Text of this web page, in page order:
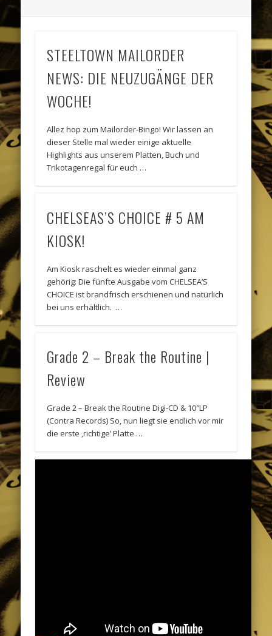
STEELTOWN MAILORDER
NEWS: DIE NEUZUGÄNGE DER
WOCHE!
Allez hop zum Mailorder-Bingo! Wir lassen an
dieser Stelle mal wieder einige aktuelle
Highlights aus unserem Platten, Buch und
Trikotagenregal für euch …
CHELSEAS’S CHOICE # 5 AM
KIOSK!
Am Kiosk raschelt es wieder einmal ganz
gehörig: Die fünfte Ausgabe vom CHELSEA’S
CHOICE ist brandfrisch erschienen und natürlich
bei uns erhältlich. …
Grade 2 – Break the Routine |
Review
Grade 2 – Break the Routine Digi-CD & 10″LP
(Contra Records) So, nun liegt sie endlich vor mir
die erste ‚richtige’ Platte …